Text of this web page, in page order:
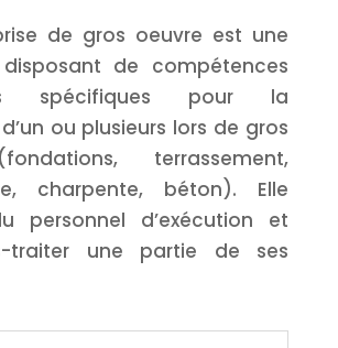
de gros oeuvre est une
de compétences
spécifiques pour la
ou plusieurs lors de gros
terrassement,
charpente, béton). Elle
personnel d’exécution et
traiter une partie de ses